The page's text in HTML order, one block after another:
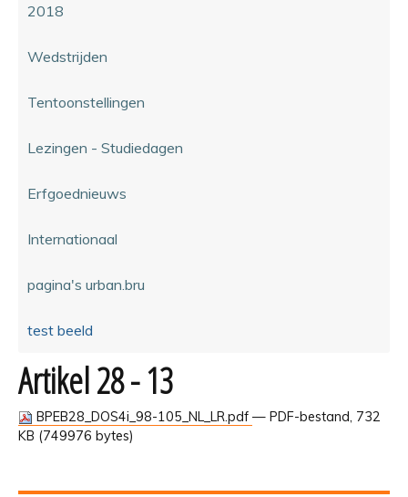
2018
Wedstrijden
Tentoonstellingen
Lezingen - Studiedagen
Erfgoednieuws
Internationaal
pagina's urban.bru
test beeld
Artikel 28 - 13
BPEB28_DOS4i_98-105_NL_LR.pdf — PDF-bestand, 732
KB (749976 bytes)